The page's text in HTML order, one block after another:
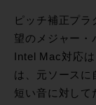
ピッチ補正プ
望のメジャー・
Intel Mac対応
は、元ソースに
短い音に対して